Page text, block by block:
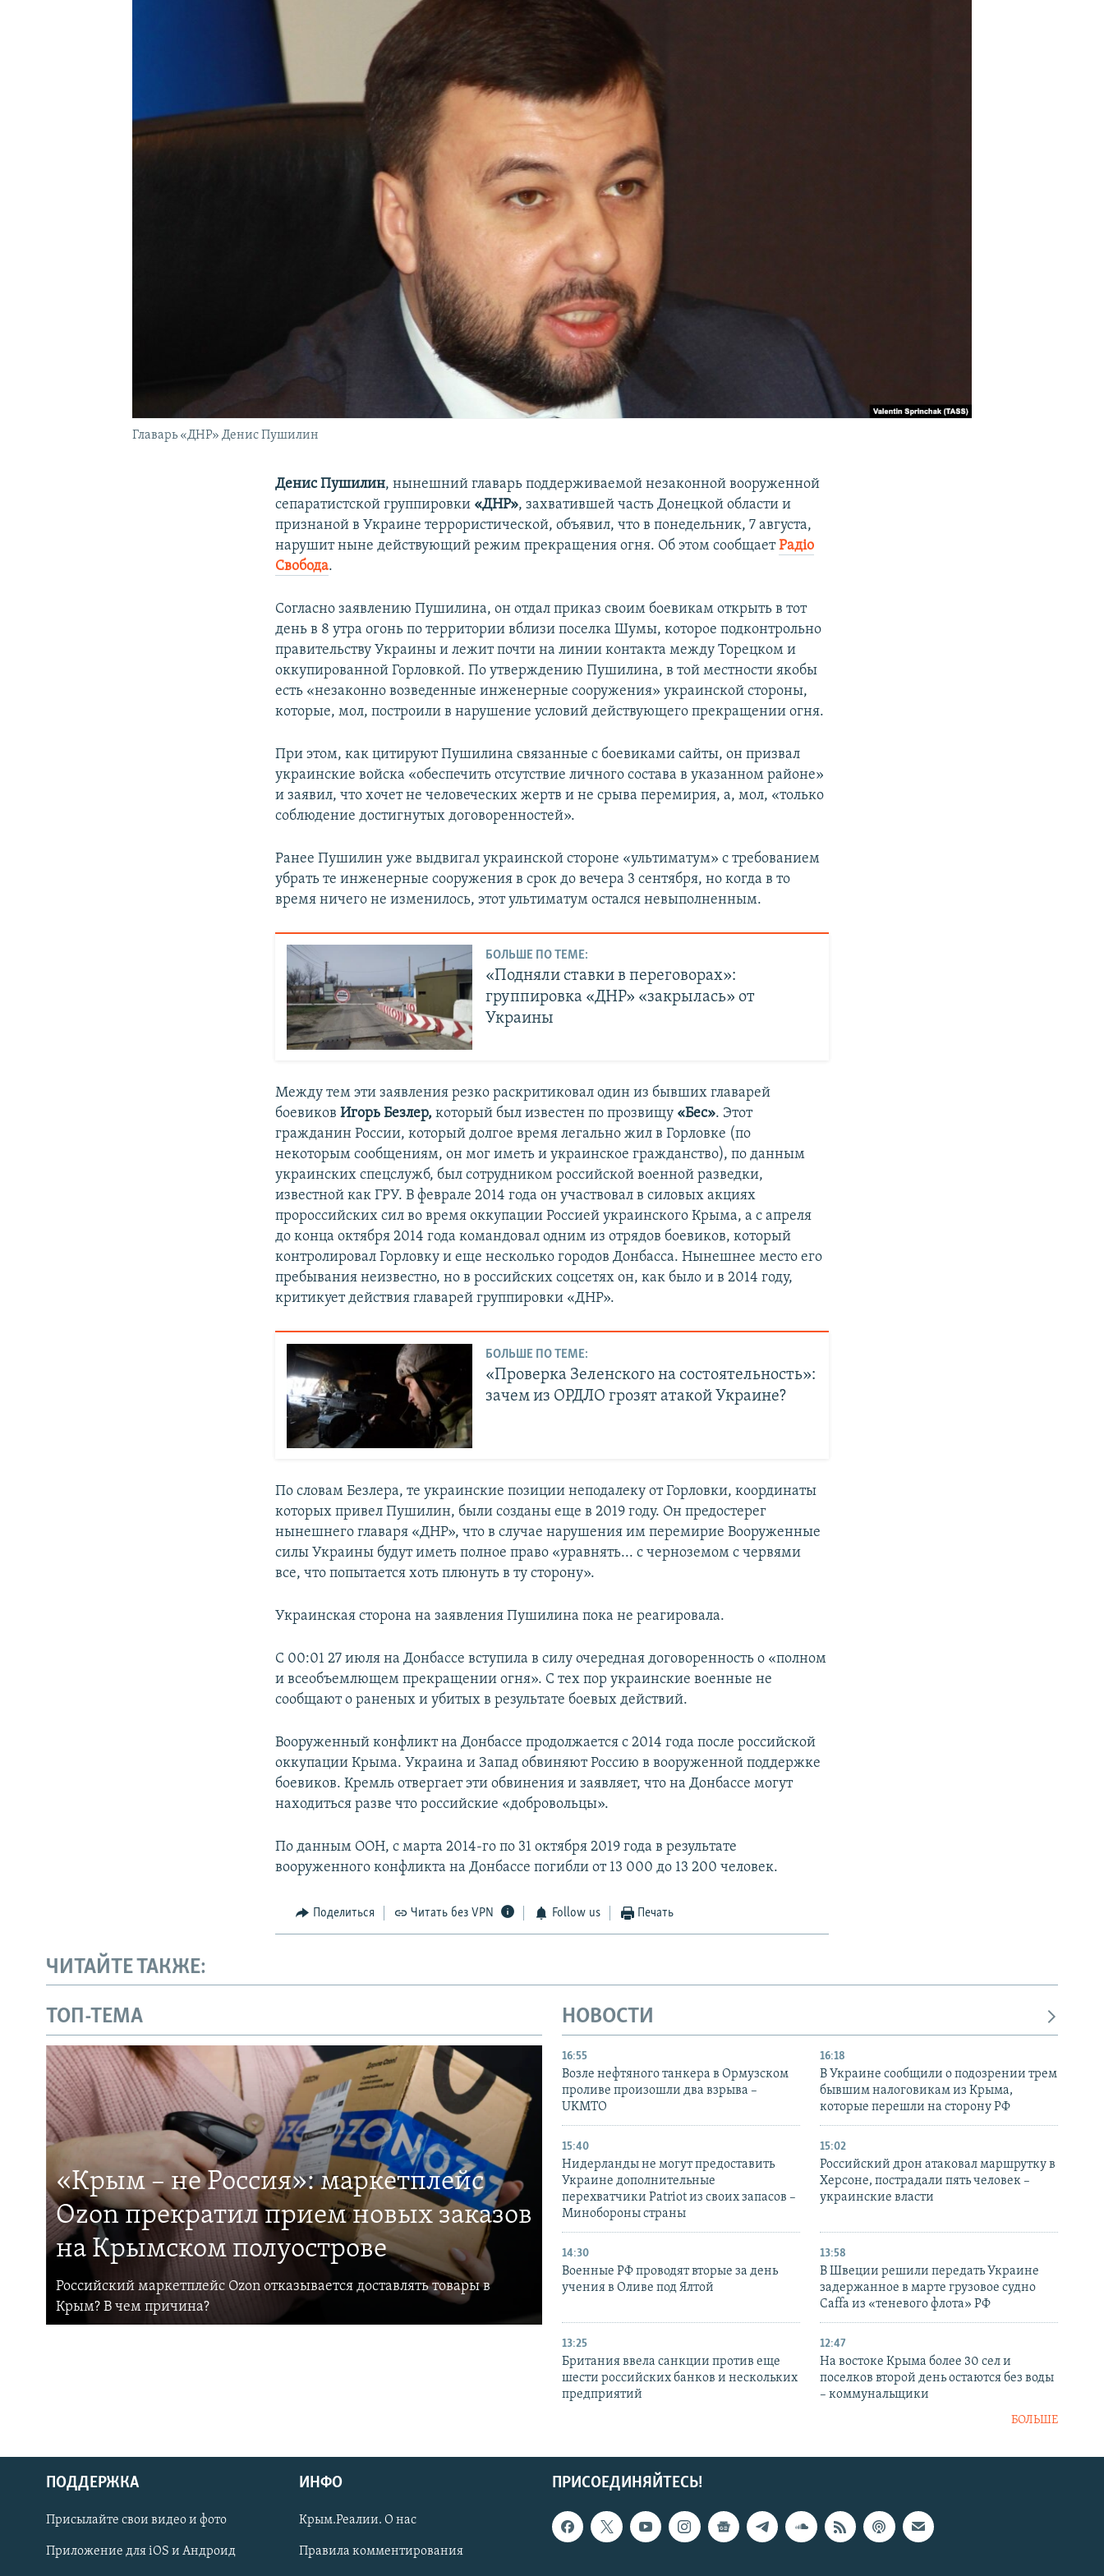
Українською
Qırımtatar
Главарь «ДНР» Денис Пушилин
Денис Пушилин, нынешний главарь поддерживаемой незаконной вооруженной
сепаратистской группировки «ДНР», захватившей часть Донецкой области и
признаной в Украине террористической, объявил, что в понедельник, 7 августа,
нарушит ныне действующий режим прекращения огня. Об этом сообщаетРадіо
Свобода.
Согласно заявлению Пушилина, он отдал приказ своим боевикам открыть в тот
день в 8 утра огонь по территории вблизи поселка Шумы, которое подконтрольно
правительству Украины и лежит почти на линии контакта между Торецком и
оккупированной Горловкой. По утверждению Пушилина, в той местности якобы
есть «незаконно возведенные инженерные сооружения» украинской стороны,
которые, мол, построили в нарушение условий действующего прекращении огня.
При этом, как цитируют Пушилина связанные с боевиками сайты, он призвал
украинские войска «обеспечить отсутствие личного состава в указанном районе»
и заявил, что хочет не человеческих жертв и не срыва перемирия, а, мол, «только
соблюдение достигнутых договоренностей».
Ранее Пушилин уже выдвигал украинской стороне «ультиматум» с требованием
убрать те инженерные сооружения в срок до вечера 3 сентября, но когда в то
время ничего не изменилось, этот ультиматум остался невыполненным.
БОЛЬШЕ ПО ТЕМЕ:
«Подняли ставки в переговорах»:
группировка «ДНР» «закрылась» от
Украины
Между тем эти заявления резко раскритиковал один из бывших главарей
боевиковИгорь Безлер, который был известен по прозвищу «Бес». Этот
гражданин России, который долгое время легально жил в Горловке (по
некоторым сообщениям, он мог иметь и украинское гражданство), по данным
украинских спецслужб, был сотрудником российской военной разведки,
известной как ГРУ. В феврале 2014 года он участвовал в силовых акциях
пророссийских сил во время оккупации Россией украинского Крыма, а с апреля
до конца октября 2014 года командовал одним из отрядов боевиков, который
контролировал Горловку и еще несколько городов Донбасса. Нынешнее место его
пребывания неизвестно, но в российских соцсетях он, как было и в 2014 году,
критикует действия главарей группировки «ДНР».
БОЛЬШЕ ПО ТЕМЕ:
«Проверка Зеленского на состоятельность»:
зачем из ОРДЛО грозят атакой Украине?
По словам Безлера, те украинские позиции неподалеку от Горловки, координаты
которых привел Пушилин, были созданы еще в 2019 году. Он предостерег
нынешнего главаря «ДНР», что в случае нарушения им перемирие Вооруженные
силы Украины будут иметь полное право «уравнять... с черноземом с червями
все, что попытается хоть плюнуть в ту сторону».
Украинская сторона на заявления Пушилина пока не реагировала.
С 00:01 27 июля на Донбассе вступила в силу очередная договоренность о «полном
и всеобъемлющем прекращении огня». С тех пор украинские военные не
сообщают о раненых и убитых в результате боевых действий.
Вооруженный конфликт на Донбассе продолжается с 2014 года после российской
оккупации Крыма. Украина и Запад обвиняют Россию в вооруженной поддержке
боевиков. Кремль отвергает эти обвинения и заявляет, что на Донбассе могут
находиться разве что российские «добровольцы».
По данным ООН, с марта 2014-го по 31 октября 2019 года в результате
вооруженного конфликта на Донбассе погибли от 13 000 до 13 200 человек.
Поделиться Читать без VPN Follow us Печать
ЧИТАЙТЕ ТАКЖЕ:
ТОП-ТЕМА
«Крым – не Россия»: маркетплейс
Ozon прекратил прием новых заказов
на Крымском полуострове
Российский маркетплейс Ozon отказывается доставлять товары в
Крым? В чем причина?
НОВОСТИ
16:55
Возле нефтяного танкера в Ормузском
проливе произошли два взрыва –
UKMTO
16:18
В Украине сообщили о подозрении трем
бывшим налоговикам из Крыма,
которые перешли на сторону РФ
15:40
Нидерланды не могут предоставить
Украине дополнительные
перехватчики Patriot из своих запасов –
Минобороны страны
15:02
Российский дрон атаковал маршрутку в
Херсоне, пострадали пять человек –
украинские власти
14:30
Военные РФ проводят вторые за день
учения в Оливе под Ялтой
13:58
В Швеции решили передать Украине
задержанное в марте грузовое судно
Caffa из «теневого флота» РФ
13:25
Британия ввела санкции против еще
шести российских банков и нескольких
предприятий
12:47
На востоке Крыма более 30 сел и
поселков второй день остаются без воды
– коммунальщики
БОЛЬШЕ
ПРИСОЕДИНЯЙТЕСЬ!
ПОДДЕРЖКА
Присылайте свои видео и фото
Приложение для iOS и Андроид
ИНФО
Крым.Реалии. О нас
Правила комментирования